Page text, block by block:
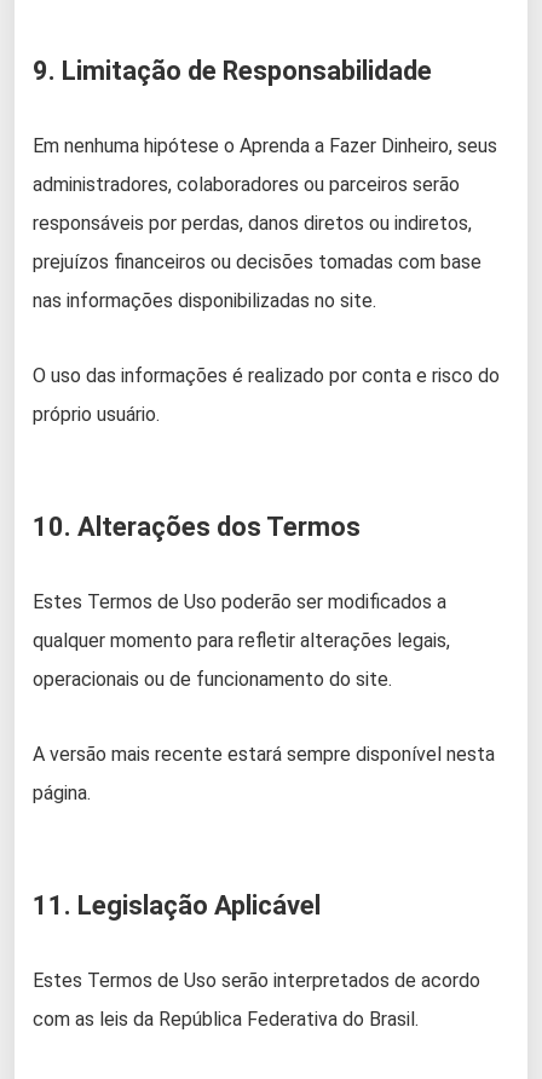
9. Limitação de Responsabilidade
Em nenhuma hipótese o Aprenda a Fazer Dinheiro, seus
administradores, colaboradores ou parceiros serão
responsáveis por perdas, danos diretos ou indiretos,
prejuízos financeiros ou decisões tomadas com base
nas informações disponibilizadas no site.
O uso das informações é realizado por conta e risco do
próprio usuário.
10. Alterações dos Termos
Estes Termos de Uso poderão ser modificados a
qualquer momento para refletir alterações legais,
operacionais ou de funcionamento do site.
A versão mais recente estará sempre disponível nesta
página.
11. Legislação Aplicável
Estes Termos de Uso serão interpretados de acordo
com as leis da República Federativa do Brasil.